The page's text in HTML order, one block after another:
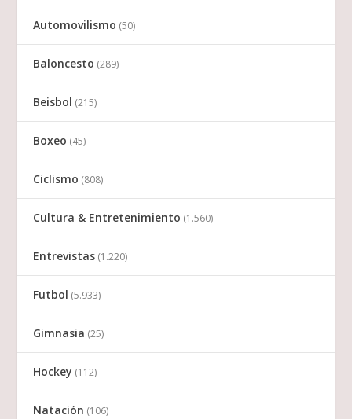
Automovilismo (50)
Baloncesto (289)
Beisbol (215)
Boxeo (45)
Ciclismo (808)
Cultura & Entretenimiento (1.560)
Entrevistas (1.220)
Futbol (5.933)
Gimnasia (25)
Hockey (112)
Natación (106)